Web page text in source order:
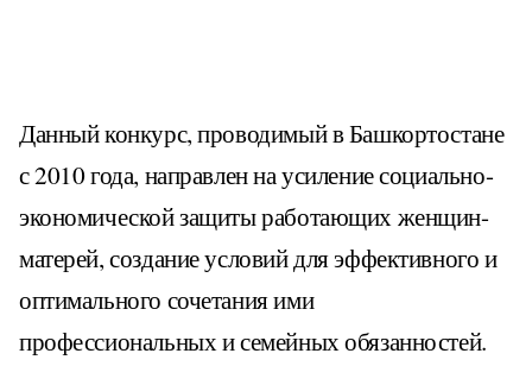
Данный конкурс, проводимый в Башкортостане
с 2010 года, направлен на усиление социально-
экономической защиты работающих женщин-
матерей, создание условий для эффективного и
оптимального сочетания ими
профессиональных и семейных обязанностей.